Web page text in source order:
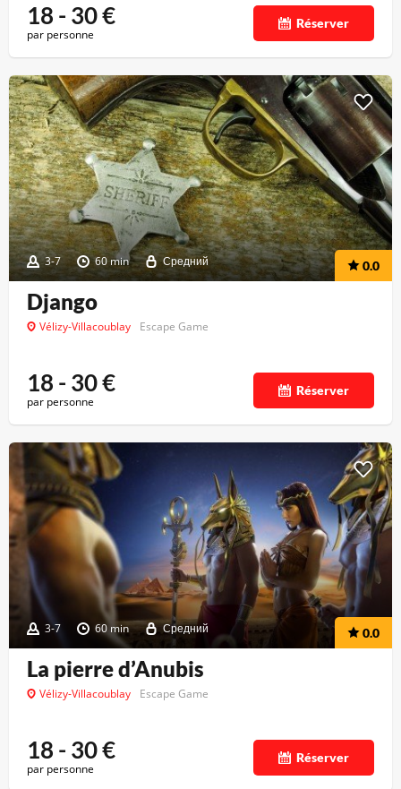
18 - 30€
par personne
Réserver
3-7 60 min Средний 0.0
Django
Vélizy-Villacoublay Escape Game
18 - 30€
par personne
Réserver
3-7 60 min Средний 0.0
La pierre d’Anubis
Vélizy-Villacoublay Escape Game
18 - 30€
par personne
Réserver